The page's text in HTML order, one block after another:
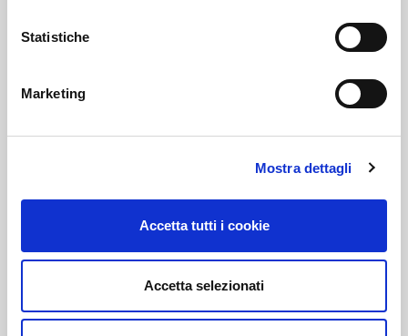
Statistiche
Marketing
Mostra dettagli
Accetta tutti i cookie
Accetta selezionati
Bar e Ristoranti